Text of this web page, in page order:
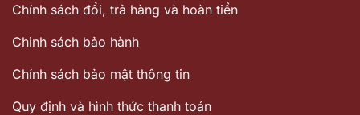
Chính sách đổi, trả hàng và hoàn tiền
Chinh sách bảo hành
Chính sách bảo mật thông tin
Quy định và hình thức thanh toán